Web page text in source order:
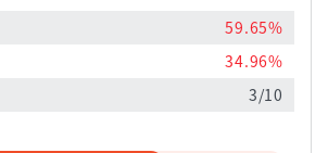
59.65%
34.96%
3/10